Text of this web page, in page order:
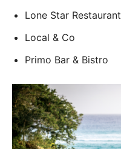
Lone Star Restaurant
Local & Co
Primo Bar & Bistro